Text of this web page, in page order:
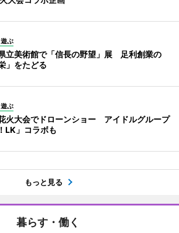
ぶ
立美術館で「信長の野望」展 足利創業の
」をたどる
ぶ
火大会でドローンショー アイドルグループ
LK」コラボも
もっと見る
暮らす・働く